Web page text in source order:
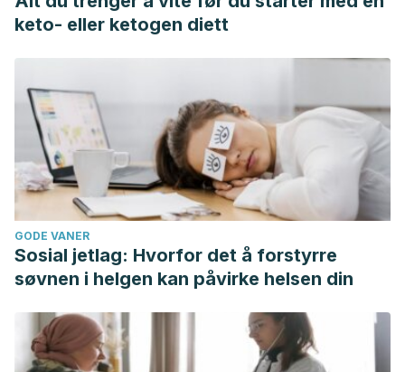
keto- eller ketogen diett
GODE VANER
Sosial jetlag: Hvorfor det å forstyrre
søvnen i helgen kan påvirke helsen din